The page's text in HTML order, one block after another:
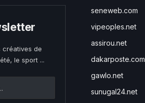
créatives de
le sport ...
seneweb.com
vipeoples.net
assirou.net
dakarposte.com
gawlo.net
sunugal24.net